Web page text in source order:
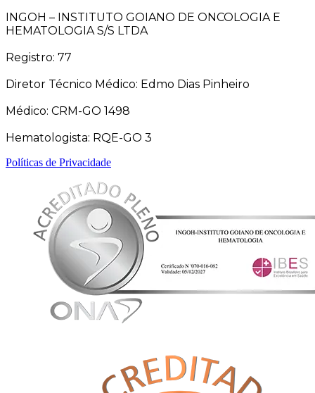
INGOH – INSTITUTO GOIANO DE ONCOLOGIA E
HEMATOLOGIA S/S LTDA
Registro: 77
Diretor Técnico Médico: Edmo Dias Pinheiro
Médico: CRM-GO 1498
Hematologista: RQE-GO 3
Políticas de Privacidade